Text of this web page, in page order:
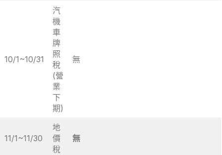
10/1~10/31
汽
機
車
牌
照
稅
(營
業
下
期)
無
11/1~11/30
地
價
稅
無